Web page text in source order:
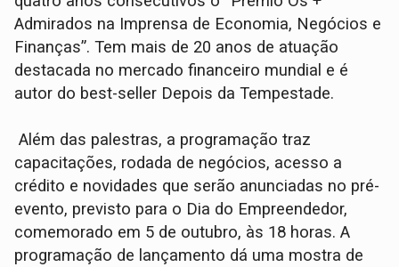
Admirados na Imprensa de Economia, Negócios e
Finanças”. Tem mais de 20 anos de atuação
destacada no mercado financeiro mundial e é
autor do best-seller Depois da Tempestade.
Além das palestras, a programação traz
capacitações, rodada de negócios, acesso a
crédito e novidades que serão anunciadas no pré-
evento, previsto para o Dia do Empreendedor,
comemorado em 5 de outubro, às 18 horas. A
programação de lançamento dá uma mostra de